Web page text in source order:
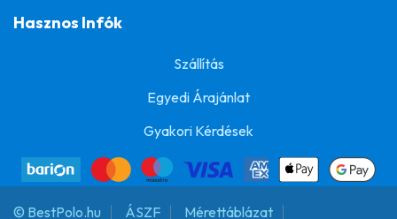
Hasznos Infók
Szállítás
Egyedi Árajánlat
Gyakori Kérdések
© BestPolo.hu ÁSZF
Mérettáblázat